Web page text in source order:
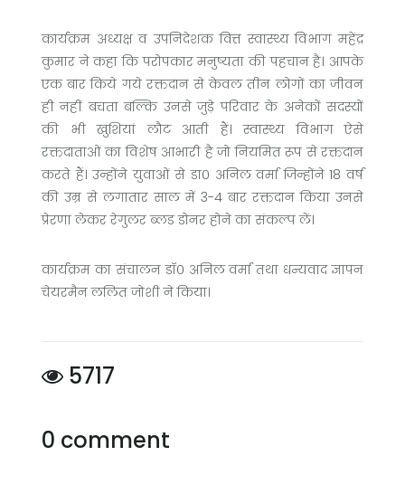
कार्यक्रम अध्यक्ष व उपनिदेशक वित्त स्वास्थ्य विभाग महेंद्र
कुमार ने कहा कि परोपकार मनुष्यता की पहचान है। आपके
एक बार किये गये रक्तदान से केवल तीन लोगों का जीवन
ही नहीं बचता बल्कि उनसे जुड़े परिवार के अनेकों सदस्यों
की भी खुशियां लौट आती हैं। स्वास्थ्य विभाग ऐसे
रक्तदाताओं का विशेष आभारी है जो नियमित रूप से रक्तदान
करते हैं। उन्होंने युवाओं से डा० अनिल वर्मा जिन्होंने 18 वर्ष
की उम्र से लगातार साल में 3-4 बार रक्तदान किया उनसे
प्रेरणा लेकर रेगुलर ब्लड डोनर होने का संकल्प लें।
कार्यक्रम का संचालन डॉ० अनिल‌ वर्मा तथा धन्यवाद ज्ञापन
चेयरमैन ललित जोशी ने किया।
5717
0 comment